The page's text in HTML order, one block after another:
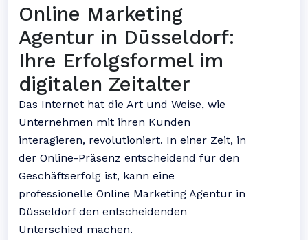
Online Marketing
Agentur in Düsseldorf:
Ihre Erfolgsformel im
digitalen Zeitalter
Das Internet hat die Art und Weise, wie
Unternehmen mit ihren Kunden
interagieren, revolutioniert. In einer Zeit, in
der Online-Präsenz entscheidend für den
Geschäftserfolg ist, kann eine
professionelle Online Marketing Agentur in
Düsseldorf den entscheidenden
Unterschied machen.